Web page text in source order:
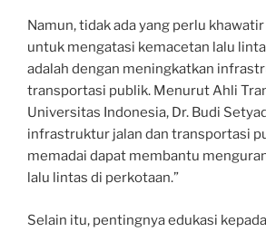
Namun, tidak ada yang perlu
untuk mengatasi kemacetan lalu
adalah dengan meningkatkan
transportasi publik. Menurut Ahli
Universitas Indonesia, Dr. Budi
infrastruktur jalan dan transportasi
memadai dapat membantu
lalu lintas di perkotaan.”
Selain itu, pentingnya edukasi